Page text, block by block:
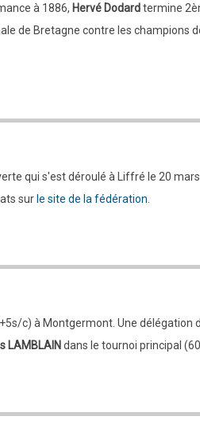
à 1886, Hervé Dodardtermine
de Bretagne contre les champions
qui s'est déroulé à Liffré le 20
sur le site de la fédération
c) à Montgermont. Une délégation
LAMBLAIN dans le tournoi principal